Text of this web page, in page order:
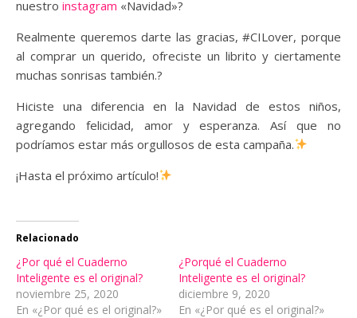
nuestro instagram «Navidad»?
Realmente queremos darte las gracias, #CILover, porque
al comprar un querido, ofreciste un librito y ciertamente
muchas sonrisas también.?
Hiciste una diferencia en la Navidad de estos niños,
agregando felicidad, amor y esperanza. Así que no
podríamos estar más orgullosos de esta campaña.
¡Hasta el próximo artículo!
Relacionado
¿Por qué el Cuaderno
Inteligente es el original?
noviembre 25, 2020
En «¿Por qué es el original?»
¿Porqué el Cuaderno
Inteligente es el original?
diciembre 9, 2020
En «¿Por qué es el original?»